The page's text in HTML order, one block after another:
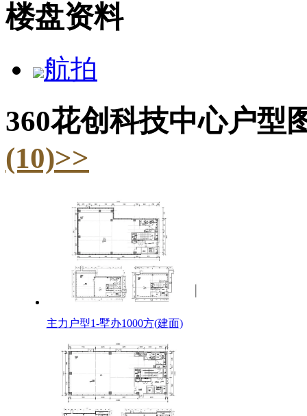
楼盘资料
航拍
360花创科技中心户型
(10)>>
主力户型1-墅办1000方(建面)